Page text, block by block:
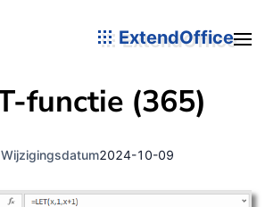
ExtendOffice
functie (365)
Wijzigingsdatum2024-10-09